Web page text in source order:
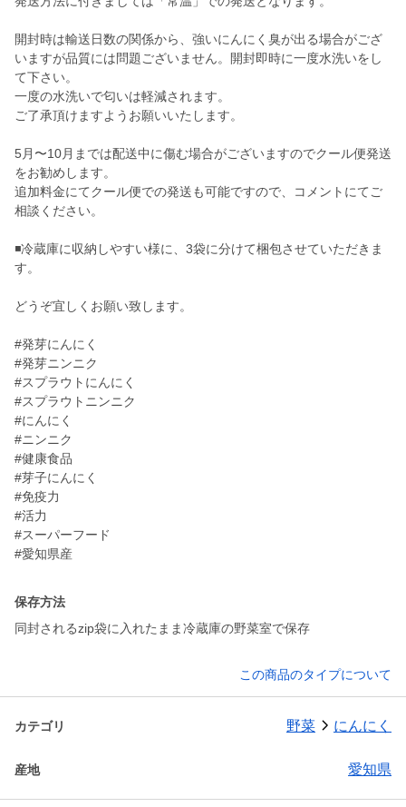
開封時は輸送日数の関係から、強いにんにく臭が出る場合がござ
いますが品質には問題ございません。開封即時に一度水洗いをし
て下さい。
一度の水洗いで匂いは軽減されます。
ご了承頂けますようお願いいたします。
5月〜10月までは配送中に傷む場合がございますのでクール便発送
をお勧めします。
追加料金にてクール便での発送も可能ですので、コメントにてご
相談ください。
◾️冷蔵庫に収納しやすい様に、3袋に分けて梱包させていただきま
す。
どうぞ宜しくお願い致します。
#発芽にんにく
#発芽ニンニク
#スプラウトにんにく
#スプラウトニンニク
#にんにく
#ニンニク
#健康食品
#芽子にんにく
#免疫力
#活力
#スーパーフード
#愛知県産
保存方法
同封されるzip袋に入れたまま冷蔵庫の野菜室で保存
この商品のタイプについて
カテゴリ 野菜 にんにく
産地 愛知県